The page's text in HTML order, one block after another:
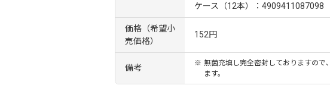
ケース（12本）：4909411087098
価格（希望小
売価格）
152円
備考 ※ 無菌充填し完全密封しておりますので
ます。